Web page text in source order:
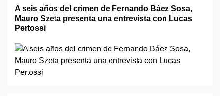
A seis años del crimen de Fernando Báez Sosa,
Mauro Szeta presenta una entrevista con Lucas
Pertossi